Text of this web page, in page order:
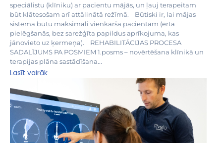
speciālistu (klīniku) ar pacientu mājās, un ļauj terapeitam
būt klātesošam arī attālinātā režīmā. Būtiski ir, lai mājas
sistēma būtu maksimāli vienkārša pacientam (ērta
pielēgšanās, bez sarežģīta papildus aprīkojuma, kas
jānovieto uz ķermeņa). REHABILITĀCIJAS PROCESA
SADALĪJUMS PA POSMIEM 1.posms – novērtēšana klīnikā un
terapijas plāna sastādīšana...
Lasīt vairāk